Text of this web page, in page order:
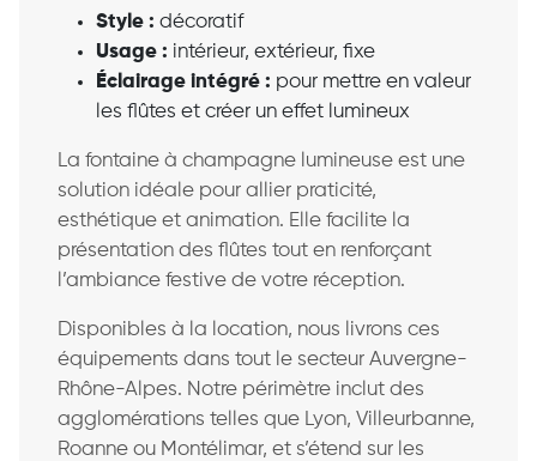
Style : décoratif
Usage : intérieur, extérieur, fixe
Éclairage intégré : pour mettre en valeur
les flûtes et créer un effet lumineux
La fontaine à champagne lumineuse est une
solution idéale pour allier praticité,
esthétique et animation. Elle facilite la
présentation des flûtes tout en renforçant
l’ambiance festive de votre réception.
Disponibles à la location, nous livrons ces
équipements dans tout le secteur Auvergne-
Rhône-Alpes. Notre périmètre inclut des
agglomérations telles que Lyon, Villeurbanne,
Roanne ou Montélimar, et s’étend sur les